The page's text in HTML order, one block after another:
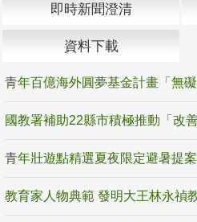
即時新聞澄清
資料下載